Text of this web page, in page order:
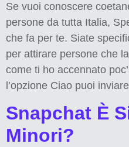
Se vuoi conoscere
persone da tutta Italia,
che fa per te. Siate
per attirare persone che
come ti ho accennato
l’opzione Ciao puoi
Snapchat È
Minori?